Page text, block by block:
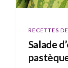
RECETTES
Salade